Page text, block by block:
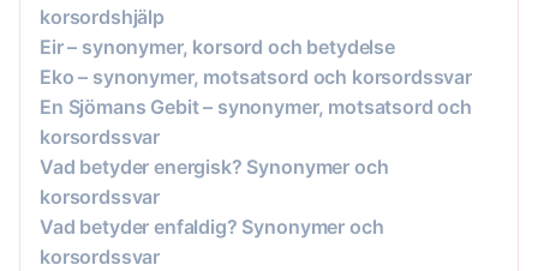
korsordshjälp
Eir – synonymer, korsord och betydelse
Eko – synonymer, motsatsord och korsordssvar
En Sjömans Gebit – synonymer, motsatsord och
korsordssvar
Vad betyder energisk? Synonymer och
korsordssvar
Vad betyder enfaldig? Synonymer och
korsordssvar